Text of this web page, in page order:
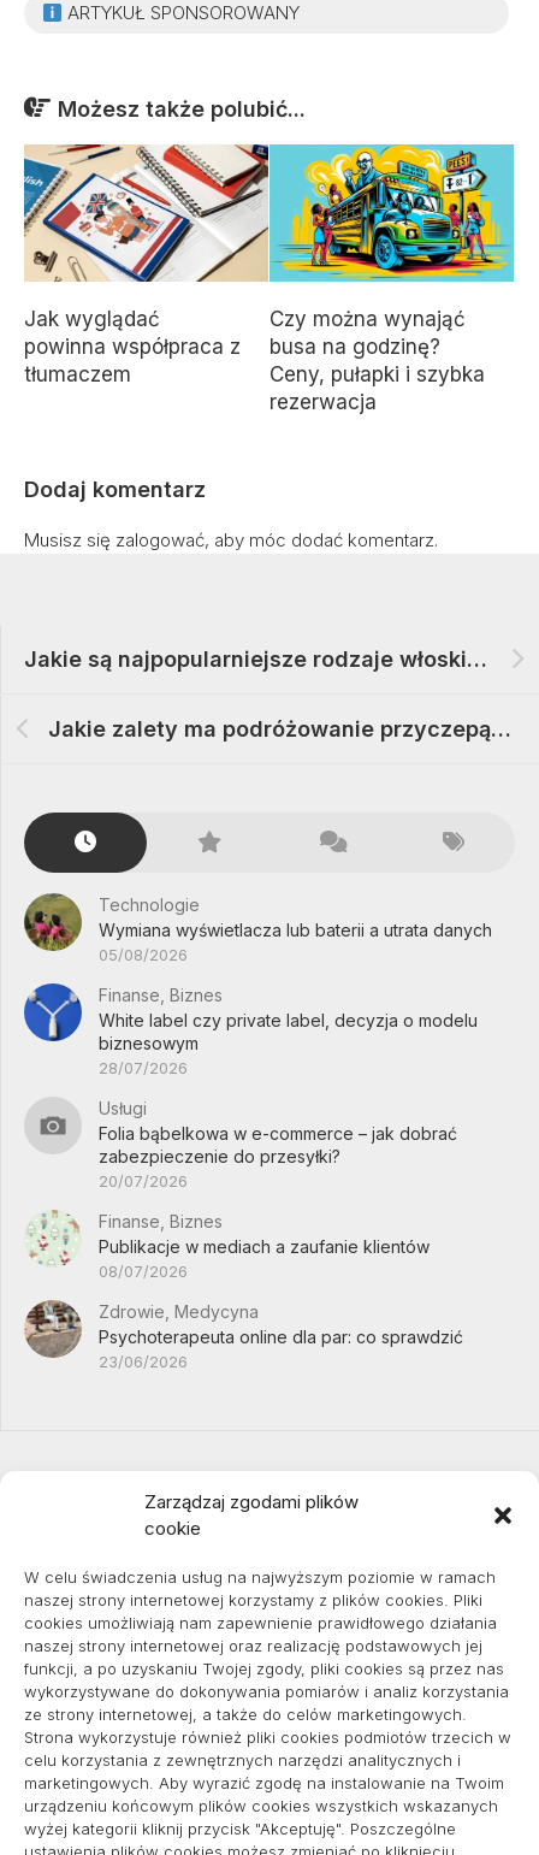
Zarządzaj zgodami plików
cookie
W celu świadczenia usług na najwyższym poziomie w ramach
naszej strony internetowej korzystamy z plików cookies. Pliki
cookies umożliwiają nam zapewnienie prawidłowego działania
naszej strony internetowej oraz realizację podstawowych jej
funkcji, a po uzyskaniu Twojej zgody, pliki cookies są przez nas
wykorzystywane do dokonywania pomiarów i analiz korzystania
ze strony internetowej, a także do celów marketingowych.
Strona wykorzystuje również pliki cookies podmiotów trzecich w
celu korzystania z zewnętrznych narzędzi analitycznych i
marketingowych. Aby wyrazić zgodę na instalowanie na Twoim
urządzeniu końcowym plików cookies wszystkich wskazanych
wyżej kategorii kliknij przycisk "Akceptuję". Poszczególne
ARTYKUŁ SPONSOROWANY
Możesz także polubić...
Jak wyglądać
powinna współpraca z
tłumaczem
Czy można wynająć
busa na godzinę?
Ceny, pułapki i szybka
rezerwacja
Dodaj komentarz
Musisz się zalogować, aby móc dodać komentarz.
Jakie są najpopularniejsze rodzaje włoskiej mozzarelli
Jakie zalety ma podróżowanie przyczepą kempingową
Technologie
Wymiana wyświetlacza lub baterii a utrata danych
05/08/2026
Finanse, Biznes
White label czy private label, decyzja o modelu
biznesowym
28/07/2026
Usługi
Folia bąbelkowa w e-commerce – jak dobrać
zabezpieczenie do przesyłki?
20/07/2026
Finanse, Biznes
Publikacje w mediach a zaufanie klientów
08/07/2026
Zdrowie, Medycyna
Psychoterapeuta online dla par: co sprawdzić
23/06/2026
pozycjonowanie lokalne
Informacje
Polityka plików cookies (EU)
Polityka prywatności